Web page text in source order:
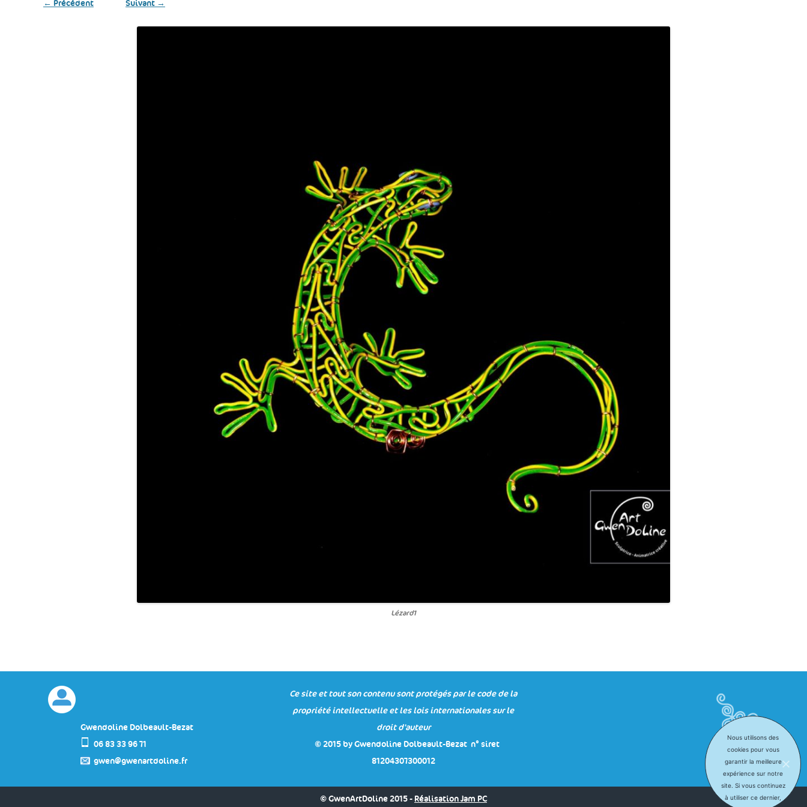
← Précédent Suivant →
Lézard1
Gwendoline Dolbeault-Bezat
06 83 33 96 71
gwen@gwenartdoline.fr
Ce site et tout son contenu sont protégés par le code de la
propriété intellectuelle et les lois internationales sur le
droit d'auteur
© 2015 by Gwendoline Dolbeault-Bezat n° siret
81204307300012
© GwenArtDoline 2015 - Réalisation Jam PC
Nous utilisons des
cookies pour vous
garantir la meilleure
expérience sur notre
site. Si vous continuez
à utiliser ce dernier,